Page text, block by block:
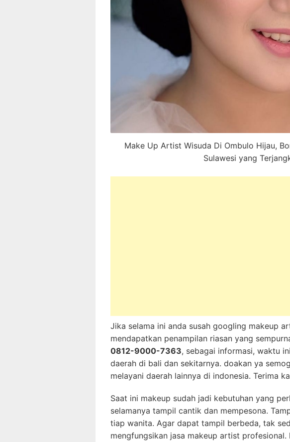
Make Up Artist Wisuda Di Ombulo Hijau,
Sulawesi yang
Jika selama ini anda susah googling makeup
mendapatkan penampilan riasan yang
0812-9000-7363, sebagai informasi, waktu
daerah di bali dan sekitarnya. doakan ya
melayani daerah lainnya di indonesia. Terima
Saat ini makeup sudah jadi kebutuhan yang
selamanya tampil cantik dan mempesona.
tiap wanita. Agar dapat tampil berbeda, tak
mengfungsikan jasa makeup artist profesional.